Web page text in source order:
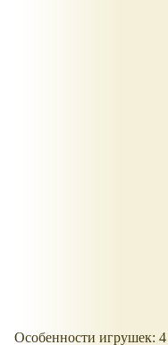
Особенности игрушек: 4